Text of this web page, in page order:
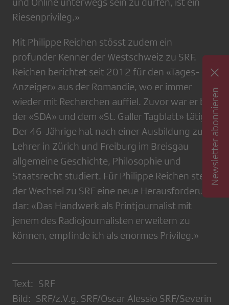
Riesenprivileg.»
Mit Philippe Reichen stösst zudem ein
profunder Kenner der Westschweiz zu SRF.
Reichen berichtet seit 2012 für den «Tages-
Anzeiger» aus der Romandie, wo er immer
wieder mit Recherchen auffiel. Zuvor war er bei
der «SDA» und dem «St. Galler Tagblatt» tätig.
Der 46-Jährige hat nach einer Ausbildung zum
Lehrer in Zürich und Freiburg im Breisgau
allgemeine Geschichte, Philosophie und
Staatsrecht studiert. Für Philippe Reichen stellt
der Wechsel zu SRF eine neue Herausforderung
dar: «Das Handwerk als Printjournalist mit
jenem des Radiojournalisten erweitern zu
können, empfinde ich als enormes Privileg.»
Text: SRF
Bild: SRF/z.V.g. SRF/Oscar Alessio SRF/Severin
Newsletter abonnieren